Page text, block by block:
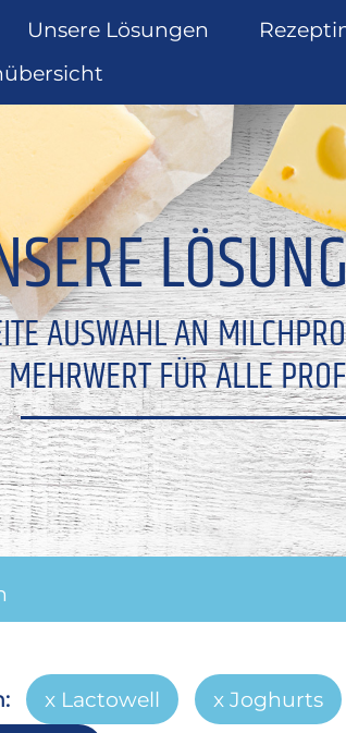
Unsere Lösungen
AUSWAHL AN
FÜR ALLE
Lactowell Joghurts